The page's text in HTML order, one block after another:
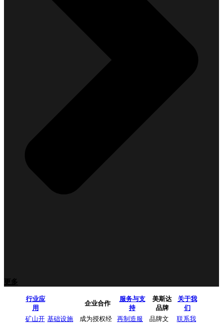
更多
行业应
用
企业合作
服务与支
持
美斯达
品牌
关于我
们
矿山开 基础设施
成为授权经
再制造服
品牌文
联系我